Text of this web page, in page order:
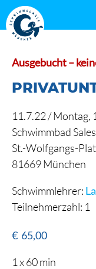
Zum
Inhalt
springen
Ausgebucht –
11.7.22 /Montag,
Schwimmbad
St.-Wolfgangs-
81669 München
Schwimmlehrer:
Teilnehmerzahl: 1
€ 65,00
1 x 60 min